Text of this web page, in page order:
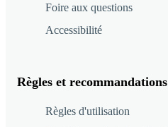
Foire aux questions
Accessibilité
Règles et recommandations
Règles d'utilisation